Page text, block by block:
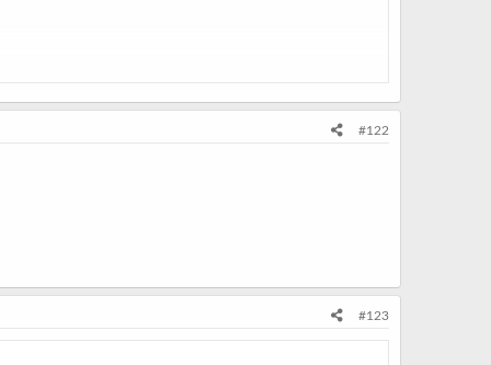
#122
#123